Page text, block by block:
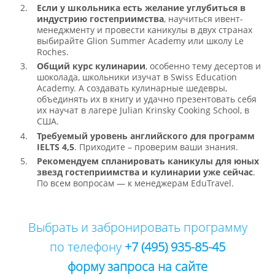
Если у школьника есть желание углубиться в
индустрию гостеприимства, научиться ивент-
менеджменту и провести каникулы в двух странах
выбирайте Glion Summer Academy или школу Le
Roches.
Общий курс кулинарии, особенно тему десертов и
шоколада, школьники изучат в Swiss Education
Academy. А создавать кулинарные шедевры,
объединять их в книгу и удачно презентовать себя
их научат в лагере Julian Krinsky Cooking School, в
США.
Требуемый уровень английского для программ
IELTS 4,5. Приходите – проверим ваши знания.
Рекомендуем спланировать каникулы для юных
звезд гостеприимства и кулинарии уже сейчас.
По всем вопросам — к менеджерам EduTravel.
Выбрать и забронировать программу
по телефону +7 (495) 935-85-45
форму запроса на сайте